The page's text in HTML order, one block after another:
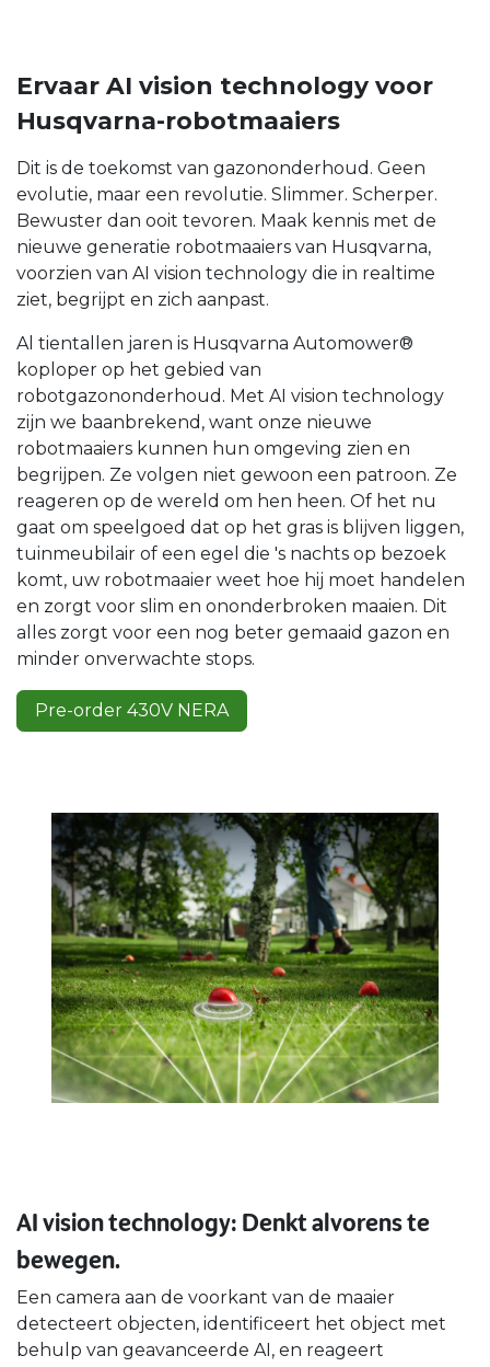
Ervaar AI vision technology voor
Husqvarna-robotmaaiers
Dit is de toekomst van gazononderhoud. Geen
evolutie, maar een revolutie. Slimmer. Scherper.
Bewuster dan ooit tevoren. Maak kennis met de
nieuwe generatie robotmaaiers van Husqvarna,
voorzien van AI vision technology die in realtime
ziet, begrijpt en zich aanpast.
Al tientallen jaren is Husqvarna Automower®
koploper op het gebied van
robotgazononderhoud. Met AI vision technology
zijn we baanbrekend, want onze nieuwe
robotmaaiers kunnen hun omgeving zien en
begrijpen. Ze volgen niet gewoon een patroon. Ze
reageren op de wereld om hen heen. Of het nu
gaat om speelgoed dat op het gras is blijven liggen,
tuinmeubilair of een egel die 's nachts op bezoek
komt, uw robotmaaier weet hoe hij moet handelen
en zorgt voor slim en ononderbroken maaien. Dit
alles zorgt voor een nog beter gemaaid gazon en
minder onverwachte stops.
Pre-order 430V NERA
AI vision technology: Denkt alvorens te
bewegen.​
Een camera aan de voorkant van de maaier
detecteert objecten, identificeert het object met
behulp van geavanceerde AI, en reageert